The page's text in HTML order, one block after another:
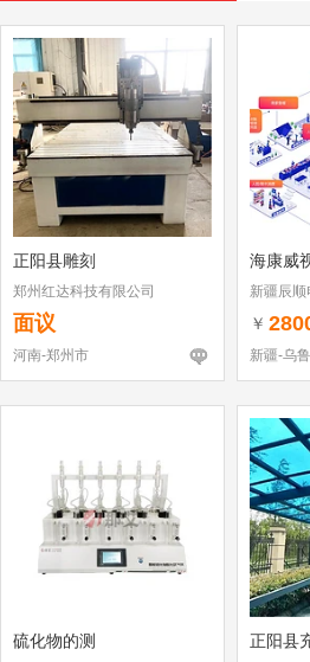
正阳县雕刻
郑州红达科技有限公司
面议
河南-郑州市
海康威
新疆辰顺
￥
新疆-乌
硫化物的测 正阳县